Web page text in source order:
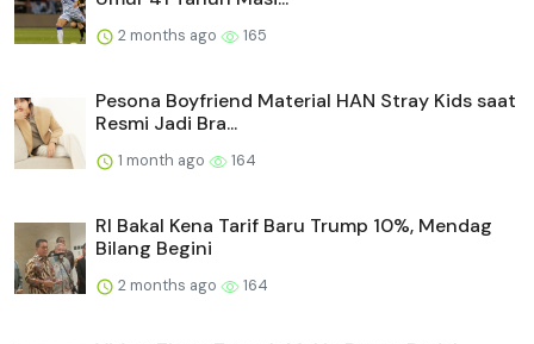
2 months ago 165
Pesona Boyfriend Material HAN Stray Kids saat
Resmi Jadi Bra...
1 month ago 164
RI Bakal Kena Tarif Baru Trump 10%, Mendag
Bilang Begini
2 months ago 164